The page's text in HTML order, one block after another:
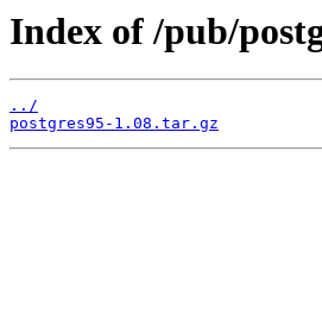
Index of /pub/
../
postgres95-1.08.tar.gz